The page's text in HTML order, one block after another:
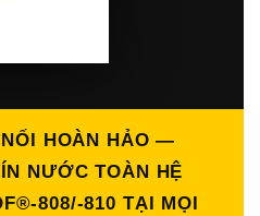
HOÀN HẢO —
NƯỚC TOÀN HỆ
808/-810 TẠI MỌI